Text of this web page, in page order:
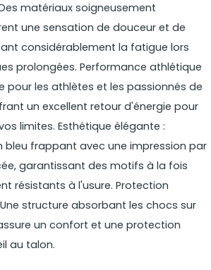
matériaux soigneusement
une sensation de douceur et de
considérablement la fatigue lors
prolongées. Performance athlétique
pour les athlètes et les passionnés de
un excellent retour d'énergie pour
limites. Esthétique élégante :
bleu frappant avec une impression par
garantissant des motifs à la fois
résistants à l'usure. Protection
structure absorbant les chocs sur
un confort et une protection
au talon.